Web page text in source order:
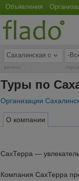
Объявления
регион город
Туры по
Организации
О компании
СахТерра —
Компания СахТерра